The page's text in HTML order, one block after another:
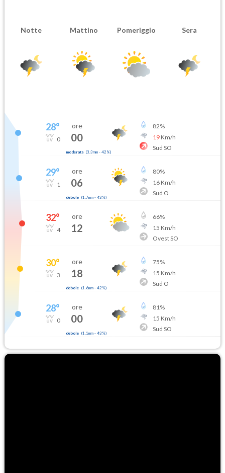
Notte Mattino Pomeriggio Sera
28°
0
ore
00
moderata (3.3mm- 42 %)
82%
19Km/h
Sud SO
29°
1
ore
06
debole (1.7mm- 43 %)
80%
16Km/h
Sud O
32°
4
ore
12
66%
15 Km/h
Ovest SO
30°
3
ore
18
debole (1.6mm- 42 %)
75%
15 Km/h
Sud O
28°
0
ore
00
debole (1.1mm- 43 %)
81%
15 Km/h
Sud SO